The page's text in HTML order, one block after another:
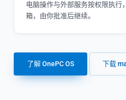
电脑操作与外部服务按权限执行
箱，由你批准后继续。
了解 OnePC OS 下载